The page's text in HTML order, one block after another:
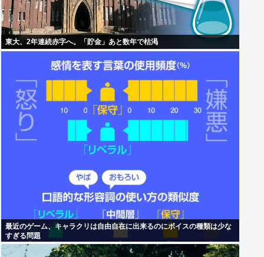
東大、2年連続赤字へ。「貯金」あと数年で枯渇
最近のゲーム、キャラクリは自由自在に出来るのにボイスの種類は少な
すぎる問題